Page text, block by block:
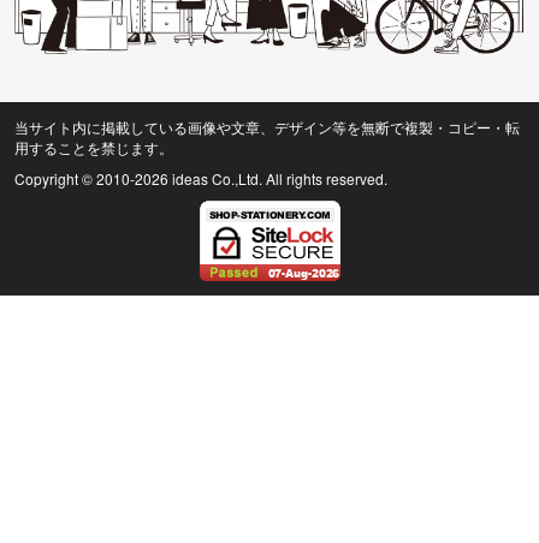
当サイト内に掲載している画像や文章、デザイン等を無断で複製・コピー・転
用することを禁じます。
Copyright © 2010-2026 ideas Co.,Ltd. All rights reserved.